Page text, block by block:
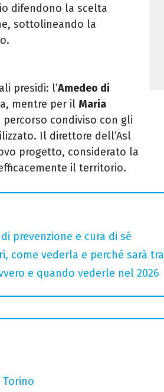
difendono la scelta
sottolineando la
presidi: l’Amedeo di
mentre per il Maria
condiviso con gli
Il direttore dell’Asl
progetto, considerato la
il territorio.
prevenzione e cura di sé
come vederla e perché sarà
e quando vederle nel 2026
Torino